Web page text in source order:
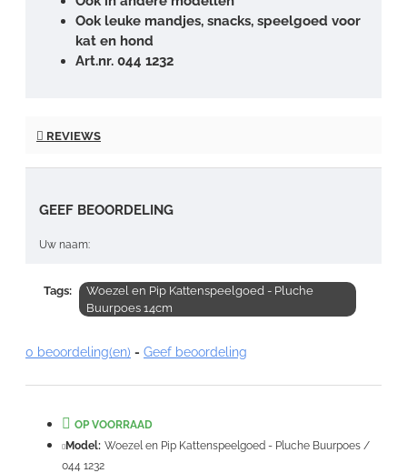
Ook leuke mandjes, snacks, speelgoed voor
kat en hond
Art.nr. 044 1232
REVIEWS
GEEF BEOORDELING
Uw naam:
Opmerking:
Note: HTML-code wordt niet vertaald!
Waardering:
Slecht
Tags:
Woezel en Pip Kattenspeelgoed - Pluche
Buurpoes 14cm
0 beoordeling(en) - Geef beoordeling
OP VOORRAAD
Model: Woezel en Pip Kattenspeelgoed - Pluche Buurpoes /
044 1232